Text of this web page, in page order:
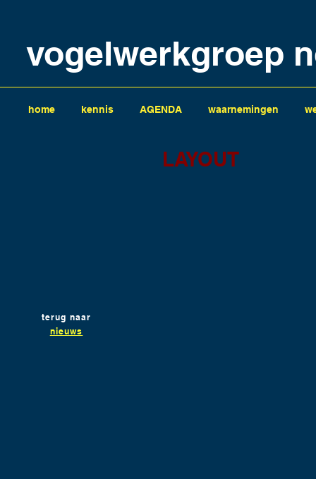
terug naar
nieuws
LAYOUT
vogelwerkgroep
home kennis AGENDA waarnemingen